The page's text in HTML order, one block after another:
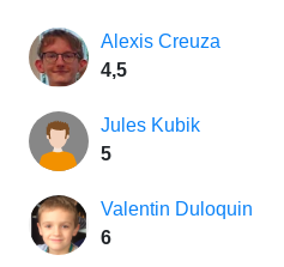
Alexis Creuza
4,5
Jules Kubik
5
Valentin Duloquin
6